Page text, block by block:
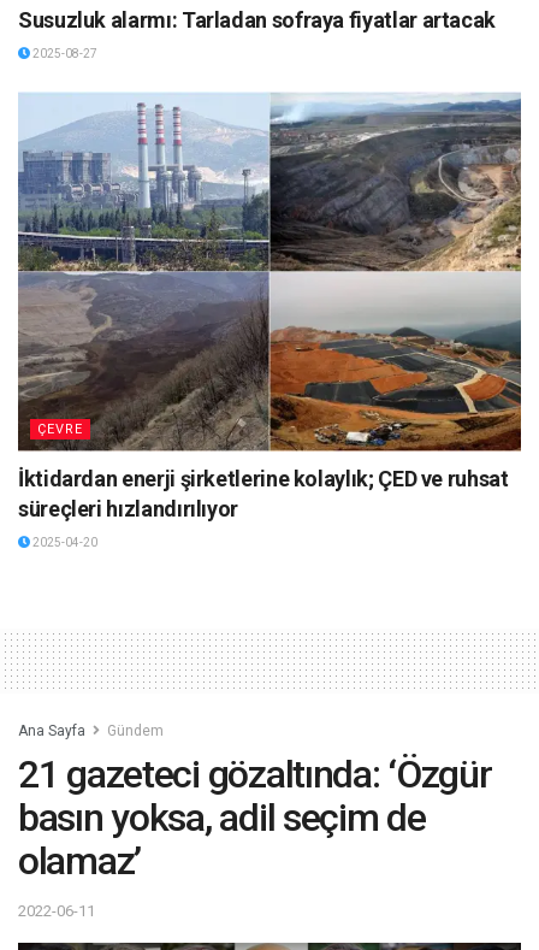
Susuzluk alarmı: Tarladan sofraya fiyatlar artacak
2025-08-27
ÇEVRE
İktidardan enerji şirketlerine kolaylık; ÇED ve ruhsat
süreçleri hızlandırılıyor
2025-04-20
Ana Sayfa Gündem
21 gazeteci gözaltında: ‘Özgür
basın yoksa, adil seçim de
olamaz’
2022-06-11